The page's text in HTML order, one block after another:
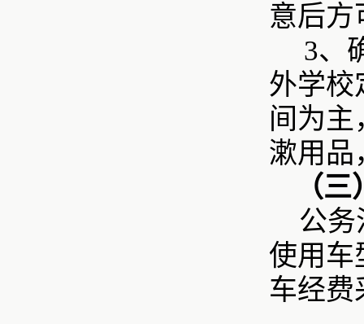
意后方
3、
外学校
间为
漱用品
（
公
使用车
车经费